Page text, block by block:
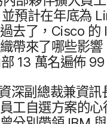
預計​在​年底​為
去​了， Cisco 的
帶來​了​哪些​影
13 萬​名​遍佈99
深​副總裁​兼​資訊
工​自選​方案​的​心